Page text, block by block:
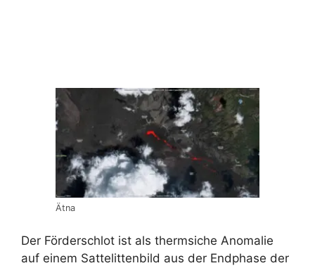
Ätna
Der Förderschlot ist als thermsiche Anomalie
auf einem Sattelittenbild aus der Endphase der